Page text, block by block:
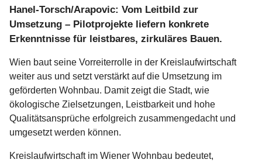
Hanel-Torsch/Arapovic: Vom Leitbild zur
Umsetzung – Pilotprojekte liefern konkrete
Erkenntnisse für leistbares, zirkuläres Bauen.
Wien baut seine Vorreiterrolle in der Kreislaufwirtschaft
weiter aus und setzt verstärkt auf die Umsetzung im
geförderten Wohnbau. Damit zeigt die Stadt, wie
ökologische Zielsetzungen, Leistbarkeit und hohe
Qualitätsansprüche erfolgreich zusammengedacht und
umgesetzt werden können.
Kreislaufwirtschaft im Wiener Wohnbau bedeutet,